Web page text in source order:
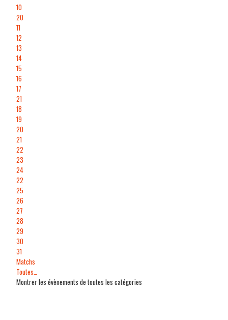
10
20
11
12
13
14
15
16
17
21
18
19
20
21
22
23
24
22
25
26
27
28
29
30
31
Matchs
Toutes…
Montrer les évènements de toutes les catégories